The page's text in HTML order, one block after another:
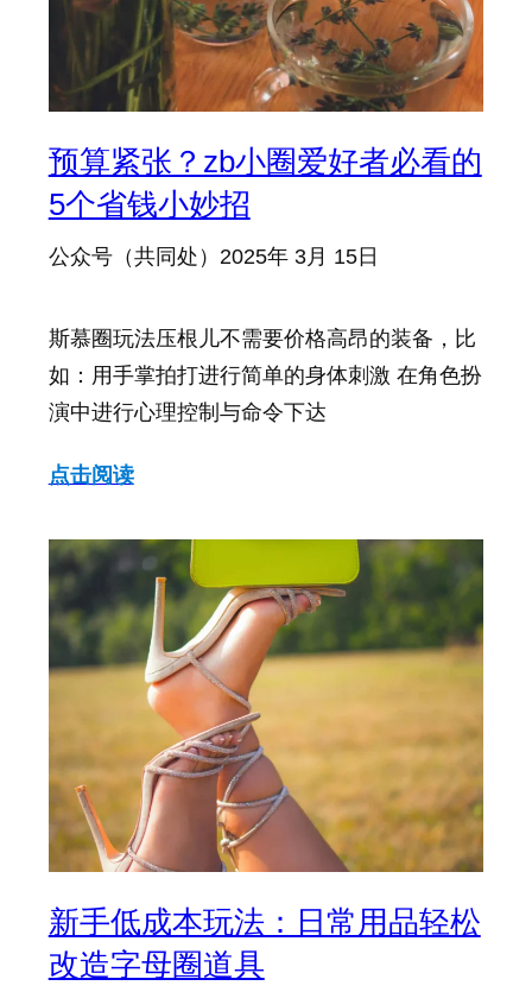
预算紧张？zb小圈爱好者必看的
5个省钱小妙招
公众号（共同处） 2025年 3月 15日
斯慕圈玩法压根儿不需要价格高昂的装备，比
如：用手掌拍打进行简单的身体刺激 在角色扮
演中进行心理控制与命令下达
点击阅读
新手低成本玩法：日常用品轻松
改造字母圈道具